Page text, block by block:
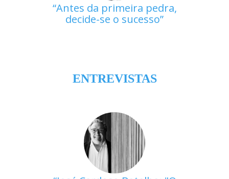
Antes da primeira pedra,
decide-se o sucesso
ENTREVISTAS